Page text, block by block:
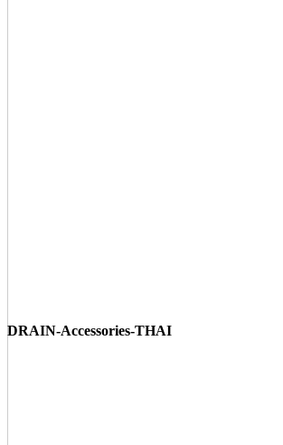
DRAIN-Accessories-THAI